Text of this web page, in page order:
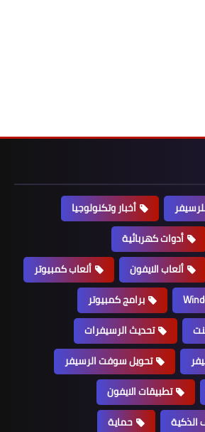
أخبار وتكنولوجيا
أدوات كهربائية
ألعاب الايفون
ألعاب كمبيوتر
برامج كمبيوتر
تحديث الرسيفرات
تحويل سوفت الرسيفر
تطبيقات الايفون
حماية